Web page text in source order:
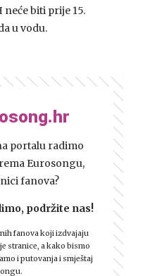
biti prije 15.
u vodu.
portalu radimo
Eurosongu,
fanova?
podržite nas!
fanova koji izdvajaju
stranice, a kako bismo
i putovanja i smještaj